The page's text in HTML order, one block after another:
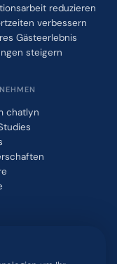
reduzieren
verbessern
Gästeerlebnis
steigern
chatlyn